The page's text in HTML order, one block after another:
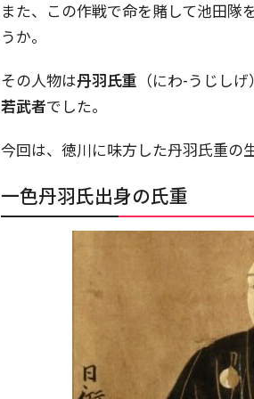
また、この作戦で命を賭して池田隊
うか。
その人物は丹羽氏重 （にわ-うじし
若武者でした。
今回は、徳川に味方した丹羽氏重の
一色丹羽氏出身の氏重